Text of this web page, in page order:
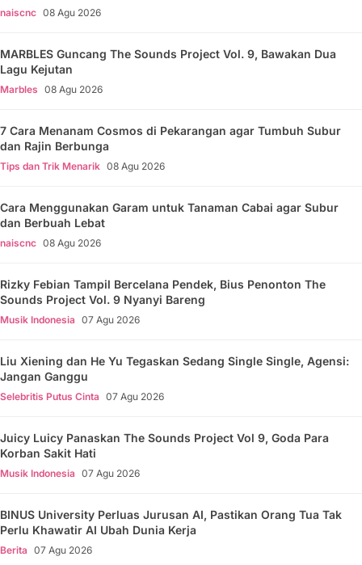
naiscnc 08 Agu 2026
MARBLES Guncang The Sounds Project Vol. 9, Bawakan Dua
Lagu Kejutan
Marbles 08 Agu 2026
7 Cara Menanam Cosmos di Pekarangan agar Tumbuh Subur
dan Rajin Berbunga
Tips dan Trik Menarik 08 Agu 2026
Cara Menggunakan Garam untuk Tanaman Cabai agar Subur
dan Berbuah Lebat
naiscnc 08 Agu 2026
Rizky Febian Tampil Bercelana Pendek, Bius Penonton The
Sounds Project Vol. 9 Nyanyi Bareng
Musik Indonesia 07 Agu 2026
Liu Xiening dan He Yu Tegaskan Sedang Single Single, Agensi:
Jangan Ganggu
Selebritis Putus Cinta 07 Agu 2026
Juicy Luicy Panaskan The Sounds Project Vol 9, Goda Para
Korban Sakit Hati
Musik Indonesia 07 Agu 2026
BINUS University Perluas Jurusan AI, Pastikan Orang Tua Tak
Perlu Khawatir AI Ubah Dunia Kerja
Berita 07 Agu 2026